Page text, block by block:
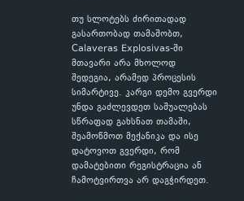
თუ სლოტებს ძირითადად
გასართობად თამაშობთ,
Calaveras Explosivas-ში
მთავარი არა მხოლოდ
შედეგია, არამედ პროცესის
სიმარტივე. კარგი დემო გვერდი
უნდა გაძლევდეთ საშუალებას
სწრაფად გახსნათ თამაში,
შეამოწმოთ მექანიკა და ისე
დატოვოთ გვერდი, რომ
დამატებითი რეგისტრაცია ან
ჩამოტვირთვა არ დაგჭირდეთ.